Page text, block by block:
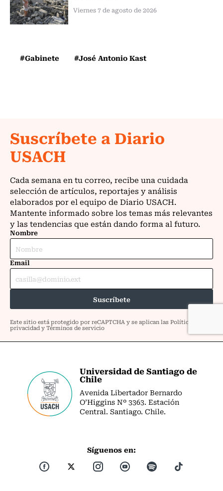
Viernes 7 de agosto de 2026
#Gabinete #José Antonio Kast
Universidad de Santiago de
Chile
Avenida Libertador Bernardo
O’Higgins Nº 3363. Estación
Central. Santiago. Chile.
Síguenos en: